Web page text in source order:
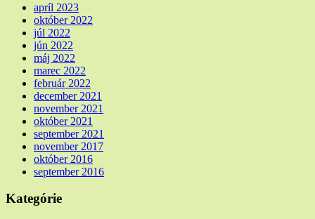
apríl 2023
október 2022
júl 2022
jún 2022
máj 2022
marec 2022
február 2022
december 2021
november 2021
október 2021
september 2021
november 2017
október 2016
september 2016
Kategórie